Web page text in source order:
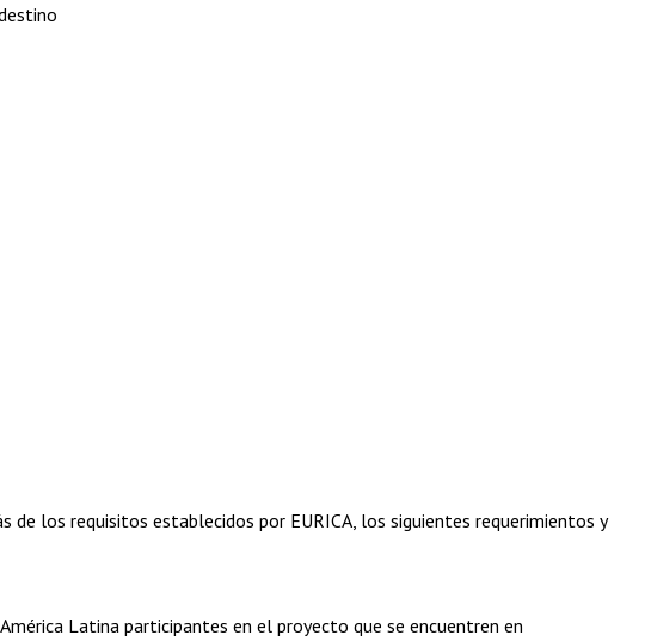
de los requisitos establecidos por EURICA, los siguientes requerimientos y
Latina participantes en el proyecto que se encuentren en